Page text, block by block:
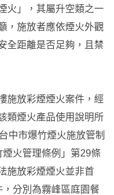
火」，其屬升空類之一
，施放者應依煙火外觀
全距離是否足夠，且禁
施放彩煙煙火案件，經
類煙火產品使用說明所
中市爆竹煙火施放管制
火管理條例」第29條
施放彩煙煙火並非首
分別為霧峰區庭園餐